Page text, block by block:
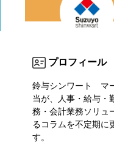
プロフィール
鈴与シンワート マ
当が、人事・給与・
務・会計業務ソリュ
るコラムを不定期に
す。